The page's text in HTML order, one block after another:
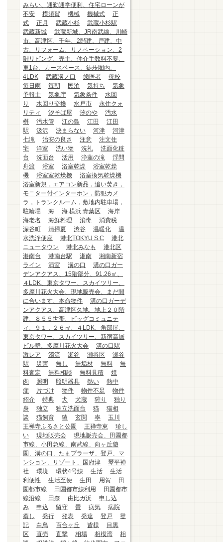
みらい、通勤通学便利、住宅ローンが
不安
横須賀 機械 機械式
正
式
正月 武蔵小杉
武蔵小杉駅
武蔵新城
武蔵新城、JR南武線、川崎
市、高津区、千年、2階建、戸建、中
古、リフォーム、リノベーション、2
階リビング、売主、仲介手数料不要、
車1台、カースペース、徒歩圏内、
4LDK
武蔵溝ノ口 歯医者
母校
毎日雨
毎朝 民泊 気持ち
気象
予報士
気象庁 気象条件
水回
り
水回り交換 水戸市
永住クォ
リティ
汐そば屋 汐のや
汚水
桝
汚水管 江の島 江田
江田
駅
汲沢 決まらない 河津
河津
七滝
治安の良さ 注意
注文住
宅
洋室 洗い物 洗礼
洗面化粧
台
洗面台 活用 浄蓮の滝
浮間
舟渡
浴室 浴室乾燥
浴室乾燥
機
浴室室乾燥機
浴室換気乾燥機
浴室新規，エアコン新品，追い焚き，
モニター付インターホン，防犯カメ
ラ，トランクルーム，敷地内駐車場，
駐輪場
海 海.横浜.青葉区
海岸
海老名
海鮮料理 消毒
消費税
深谷町
清掃夏 渋谷 温暖化
温
水洗浄便座
港北TOKYU S.C
港北
ニュータウン
港北みなも
港北区
港南台
港南台駅 湘南
湘南新宿
ライン
満室 溝の口
溝の口ガー
デンアクアス、15階部分、91.26㎡、
４LDK、東京タワー、スカイツリー、
多摩川花火大会、現地販売会、まだ間
に合います、本命物件
溝の口ガーデ
ンアクアス、高津区久地、地上２０階
建、８５５世帯、ビッグコミュニテ
ィ、９１．２６㎡、４LDK、角部屋、
東京タワー、スカイツリー、新宿高層
ビル群、多摩川花火大会
溝の口駅
激レア
濁流 瀬谷 瀬谷区
瀬谷
駅
災害 無し 無垢材 無料
無
料査定
無料相談 無料見積
焼
肉
照明 照明器具 熱い
熱中
症
片づけ 物件 物件不足
物件
紹介
特典 犬 犬蔵 狩り
独り
身
独立 独立洗面台 猫
猫相
談
猫飼育 猿 玄関 率
玉川
王禅寺ふるさと公園
王禅寺東
珍し
い
現地販売会
現地販売会、田園都
市線、小田急線、南武線、向ヶ丘遊
園、溝の口、たまプラーザ、登戸、マ
ンション、リゾート、国府津
琴平神
社
環境 環状4号線 生活
生活
利便性
生活至便 生田 用賀
田
園都市線
田園都市線利用
田園都市
線沿線
田奈 由比ガ浜
申し込
み
申込 留守 畳 病気
病院
癒し
発行 発表 発達 登戸
登
記
白鳥 百合ヶ丘 皆様
目黒
区
直売 直撃 相場 相模湾
相